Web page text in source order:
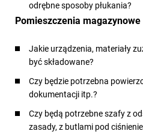
odrębne sposoby płukania?
Pomieszczenia magazynowe
Jakie urządzenia, materiały
być składowane?
Czy będzie potrzebna
dokumentacji itp.?
Czy będą potrzebne szafy z
zasady, z butlami pod